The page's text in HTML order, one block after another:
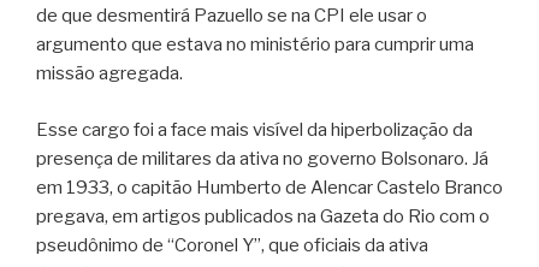
de que desmentirá Pazuello se na CPI ele usar o
argumento que estava no ministério para cumprir uma
missão agregada.
Esse cargo foi a face mais visível da hiperbolização da
presença de militares da ativa no governo Bolsonaro. Já
em 1933, o capitão Humberto de Alencar Castelo Branco
pregava, em artigos publicados na Gazeta do Rio com o
pseudônimo de “Coronel Y”, que oficiais da ativa